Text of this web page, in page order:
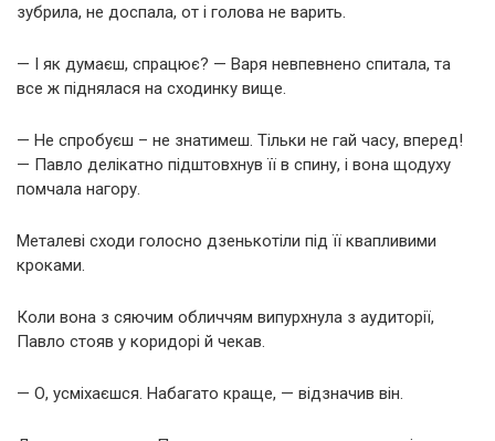
зубрила, не доспала, от і голова не варить.
— І як думаєш, спрацює? — Варя невпевнено спитала, та
все ж піднялася на сходинку вище.
— Не спробуєш – не знатимеш. Тільки не гай часу, вперед!
— Павло делікатно підштовхнув її в спину, і вона щодуху
помчала нагору.
Металеві сходи голосно дзенькотіли під її квапливими
кроками.
Коли вона з сяючим обличчям випурхнула з аудиторії,
Павло стояв у коридорі й чекав.
— О, усміхаєшся. Набагато краще, — відзначив він.